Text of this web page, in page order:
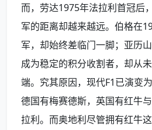
而，劳达1975年法拉利首冠后
军的距离却越来越远。伯格在
军，却始终差临门一脚；亚历
成为稳定的积分收割者，却从
端。究其原因，现代F1已演变为
德国有梅赛德斯，英国有红牛
拉利。而奥地利尽管拥有红牛